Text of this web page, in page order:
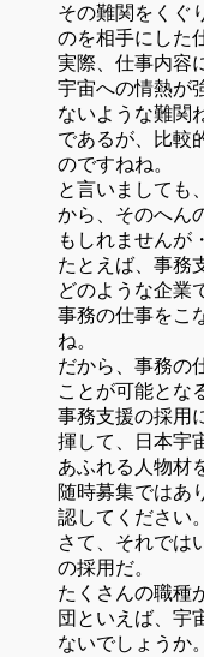
その難関をくぐ
のを相手にした
実際、仕事内容
宇宙への情熱が
ないような難関
であるが、比較
のですねね。
と言いましても
から、そのへん
もしれませんが
たとえば、事務
どのような企業
事務の仕事をこ
ね。
だから、事務の
ことが可能とな
事務支援の採用
揮して、日本宇
あふれる人物材
随時募集ではあ
認してください。
さて、それでは
の採用だ。
たくさんの職種
団といえば、宇
ないでしょうか。